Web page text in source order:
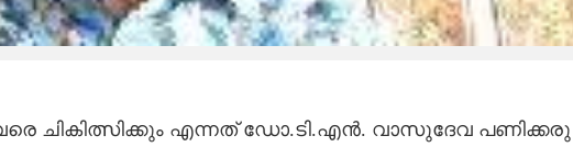
എ​ന്ന​ത് ഡോ​.ടി​.എ​ൻ​. വാ​സു​ദേ​വ​ പ​ണി​ക്ക​രു​